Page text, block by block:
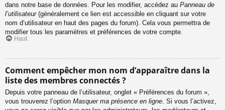
dans notre base de données. Pour les modifier, accédez au Panneau de
l’utilisateur(généralement ce lien est accessible en cliquant sur votre
nom d’utilisateur en haut des pages du forum). Cela vous permettra de
modifier tous les paramètres et préférences de votre compte.
Haut
Comment empêcher mon nom d’apparaître dans la
liste des membres connectés ?
Depuis votre panneau de l’utilisateur, onglet « Préférences du forum »,
vous trouverez l’option Masquer ma présence en ligne. Si vous l’activez,